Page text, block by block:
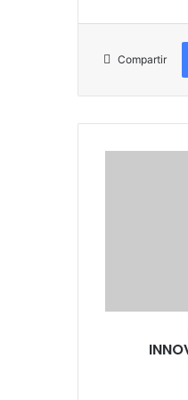
Compartir
M